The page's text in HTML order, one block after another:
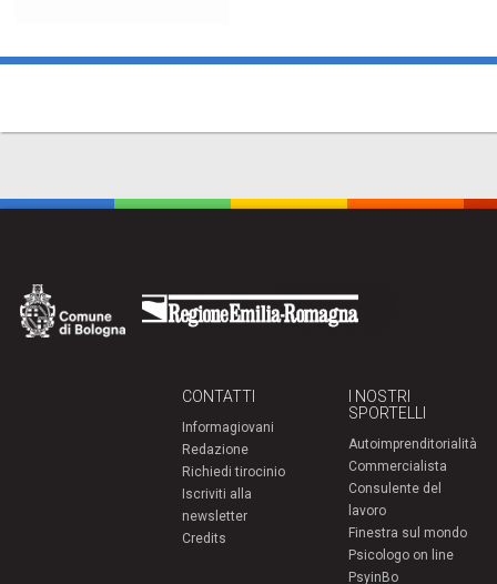
CONTATTI
Informagiovani
Redazione
Richiedi tirocinio
Iscriviti alla
newsletter
Credits
I NOSTRI
SPORTELLI
Autoimprenditorialità
Commercialista
Consulente del
lavoro
Finestra sul mondo
Psicologo on line
PsyinBo